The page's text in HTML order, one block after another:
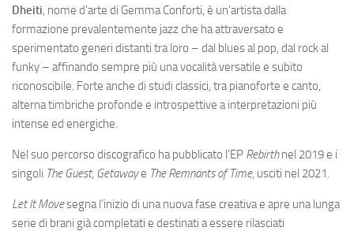
Dheiti, nome d’arte di Gemma Conforti, è un’artista dalla
formazione prevalentemente jazz che ha attraversato e
sperimentato generi distanti tra loro – dal blues al pop, dal rock al
funky – affinando sempre più una vocalità versatile e subito
riconoscibile. Forte anche di studi classici, tra pianoforte e canto,
alterna timbriche profonde e introspettive a interpretazioni più
intense ed energiche.
Nel suo percorso discografico ha pubblicato l’EP Rebirthnel 2019 e i
singoli The Guest, Getawaye The Remnants of Time, usciti nel 2021.
Let It Movesegna l’inizio di una nuova fase creativa e apre una lunga
serie di brani già completati e destinati a essere rilasciati